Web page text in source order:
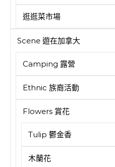
逛逛菜市場
Scene 遊在加拿大
Camping 露營
Ethnic 族裔活動
Flowers 賞花
Tulip 鬱金香
木蘭花